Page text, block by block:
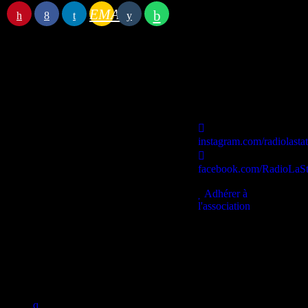
EMAIL
instagram.com/
facebook.com/
Adhérer à
l'association